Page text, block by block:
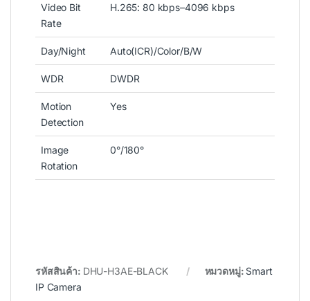
Video Bit
Rate
H.265: 80 kbps–4096 kbps
Day/Night Auto(ICR)/Color/B/W
WDR DWDR
Motion
Detection
Yes
Image
Rotation
0°/180°
รหัสสินค้า: DHU-H3AE-BLACK หมวดหมู่: Smart
IP Camera